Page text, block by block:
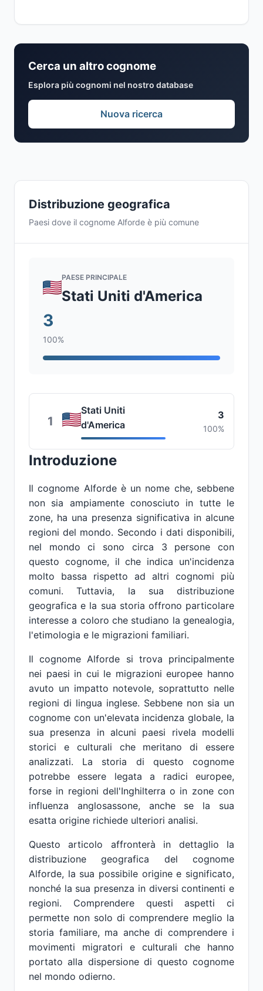
Distribuzione geografica
Paesi dove il cognome Alforde è più comune
PAESE PRINCIPALE
Stati Uniti d'America
3
100%
1
Stati Uniti
d'America
3
100%
Introduzione
Il cognome Alforde è un nome che, sebbene
non sia ampiamente conosciuto in tutte le
zone, ha una presenza significativa in alcune
regioni del mondo. Secondo i dati disponibili,
nel mondo ci sono circa 3 persone con
questo cognome, il che indica un'incidenza
molto bassa rispetto ad altri cognomi più
comuni. Tuttavia, la sua distribuzione
geografica e la sua storia offrono particolare
interesse a coloro che studiano la genealogia,
l'etimologia e le migrazioni familiari.
Il cognome Alforde si trova principalmente
nei paesi in cui le migrazioni europee hanno
avuto un impatto notevole, soprattutto nelle
regioni di lingua inglese. Sebbene non sia un
cognome con un'elevata incidenza globale, la
sua presenza in alcuni paesi rivela modelli
storici e culturali che meritano di essere
analizzati. La storia di questo cognome
potrebbe essere legata a radici europee,
forse in regioni dell'Inghilterra o in zone con
influenza anglosassone, anche se la sua
esatta origine richiede ulteriori analisi.
Questo articolo affronterà in dettaglio la
distribuzione geografica del cognome
Alforde, la sua possibile origine e significato,
nonché la sua presenza in diversi continenti e
regioni. Comprendere questi aspetti ci
permette non solo di comprendere meglio la
storia familiare, ma anche di comprendere i
movimenti migratori e culturali che hanno
portato alla dispersione di questo cognome
nel mondo odierno.
Cerca un altro cognome
Esplora più cognomi nel nostro database
Nuova ricerca